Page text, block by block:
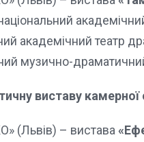
академічний театр
музично-
виставу камерної
(Львів) – вистава